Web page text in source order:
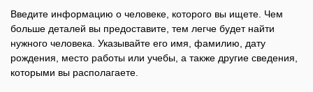
Введите информацию о человеке, которого вы ищете. Чем
больше деталей вы предоставите, тем легче будет найти
нужного человека. Указывайте его имя, фамилию, дату
рождения, место работы или учебы, а также другие сведения,
которыми вы располагаете.